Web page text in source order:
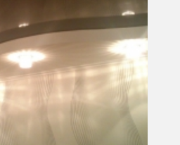
Площадь 5 м
10 350 руб.